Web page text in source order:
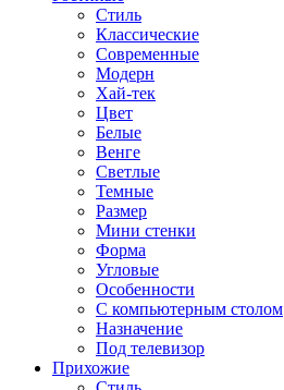
Стиль
Классические
Современные
Модерн
Хай-тек
Цвет
Белые
Венге
Светлые
Темные
Размер
Мини стенки
Форма
Угловые
Особенности
С компьютерным столом
Назначение
Под телевизор
Прихожие